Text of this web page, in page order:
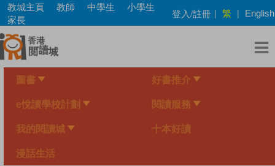
Skip
main
content
教城主頁 教師 中學生
小學生
家長
登入/註冊 | 繁 | English
圖書 好書推介
e悅讀學校計劃 閱讀服務
我的閱讀城 十本好讀
漫話生活